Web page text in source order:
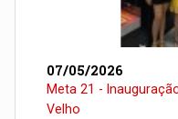
07/05/2026
Meta 21 -
Velho